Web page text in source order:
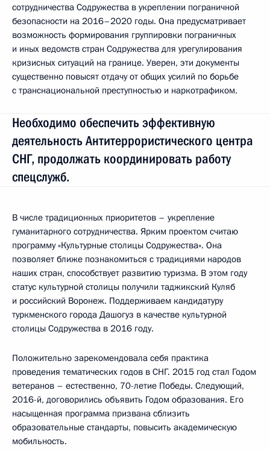
сотрудничества Содружества в укреплении пограничной
безопасности на 2016–2020 годы. Она предусматривает
возможность формирования группировки пограничных
и иных ведомств стран Содружества для урегулирования
кризисных ситуаций на границе. Уверен, эти документы
существенно повысят отдачу от общих усилий по борьбе
с транснациональной преступностью и наркотрафиком.
Необходимо обеспечить эффективную
деятельность Антитеррористического центра
СНГ, продолжать координировать работу
спецслужб.
В числе традиционных приоритетов – укрепление
гуманитарного сотрудничества. Ярким проектом считаю
программу «Культурные столицы Содружества». Она
позволяет ближе познакомиться с традициями народов
наших стран, способствует развитию туризма. В этом году
статус культурной столицы получили таджикский Куляб
и российский Воронеж. Поддерживаем кандидатуру
туркменского города Дашогуз в качестве культурной
столицы Содружества в 2016 году.
Положительно зарекомендовала себя практика
проведения тематических годов в СНГ. 2015 год стал Годом
ветеранов – естественно, 70-летие Победы. Следующий,
2016-й, договорились объявить Годом образования. Его
насыщенная программа призвана сблизить
образовательные стандарты, повысить академическую
мобильность.